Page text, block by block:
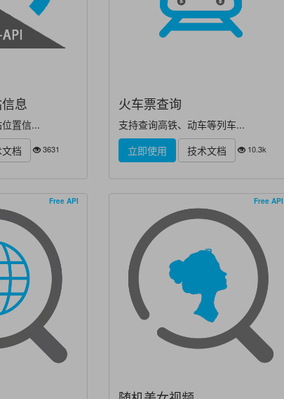
息
置信...
档 3631
火车票查询
支持查询高铁、动车等列车...
立即使用
技术文档 10.3k
Free API Free API